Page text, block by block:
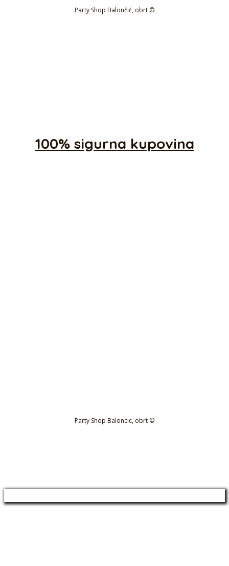
Party Shop Balončić, obrt ©
100% sigurna kupovina
Party Shop Baloncic, obrt ©